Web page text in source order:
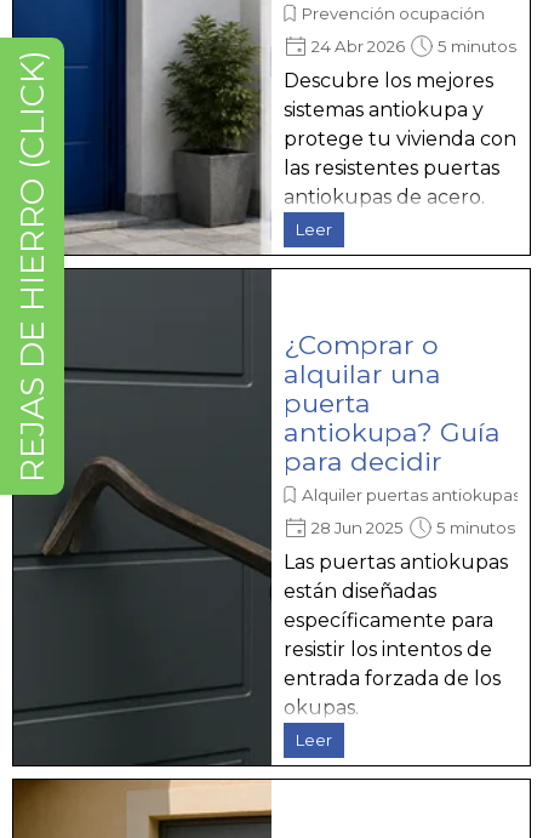
Prevención ocupación
24 Abr 2026
5 minutos
Descubre los mejores
sistemas antiokupa y
protege tu vivienda con
las resistentes puertas
antiokupas de acero.
Leer
¿Comprar o
alquilar una
puerta
antiokupa? Guía
para decidir
Alquiler puertas antiokupas
28 Jun 2025
5 minutos
Las puertas antiokupas
están diseñadas
específicamente para
resistir los intentos de
entrada forzada de los
okupas.
Leer
REJAS DE HIERRO (CLICK)